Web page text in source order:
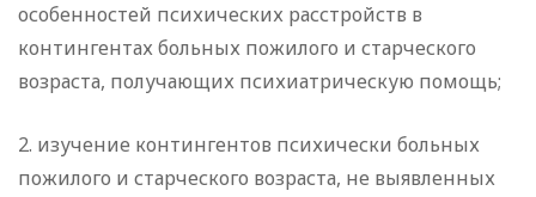
особенностей психических расстройств в
контингентах больных пожилого и старческого
возраста, получающих психиатрическую помощь;
2. изучение контингентов психически больных
пожилого и старческого возраста, не выявленных